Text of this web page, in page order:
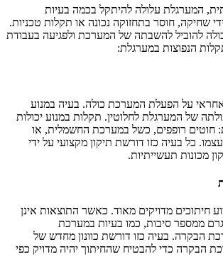
המערגלת עלולה להיתקל בכמה בעיות
שחיקה, חוסר בתחזוקה נכונה או תקלות טכניות.
להוביל להשבתה של המערכת ולפגיעה בעבודת
הנפוצות במערגלת:
על הפעלת המערכת כולה. בעיה במנוע
של המערגלת לחלוטין. תקלות במנוע יכולות
חוטים רופפים, כשל במערכת החשמלית, או
כל בעיה כזו דורשת תיקון מקצועי על ידי
מכונות תעשייתיות.
חיתוכים מדויקים מאוד. כאשר התוצאות אינן
ממספר סיבות, כמו בעיות במערכת
הבקרה. בעיה כזו דורשת כוונון מחדש של
הבקרה כדי להבטיח שהחיתוך יהיה מדויק כפי